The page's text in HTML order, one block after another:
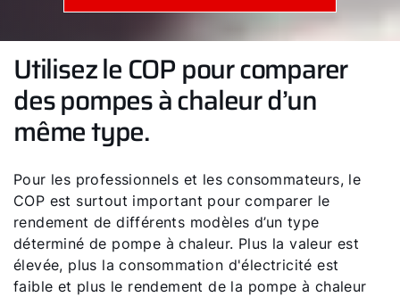
Utilisez le COP pour comparer
des pompes à chaleur d’un
même type.
Pour les professionnels et les consommateurs, le
COP est surtout important pour comparer le
rendement de différents modèles d’un type
déterminé de pompe à chaleur. Plus la valeur est
élevée, plus la consommation d'électricité est
faible et plus le rendement de la pompe à chaleur